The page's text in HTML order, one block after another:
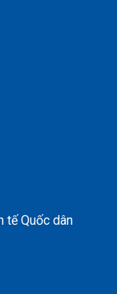
tế Quốc dân